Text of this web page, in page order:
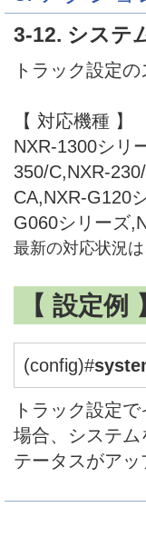
3-12. システ
トラック設定
【 対応機種 】
NXR-1300シリ
350/C,NXR-
CA,NXR-G120
G060シリーズ
最新の対応状況
【 設定例 】
(config)#
トラック設定
場合、システ
テータスがア